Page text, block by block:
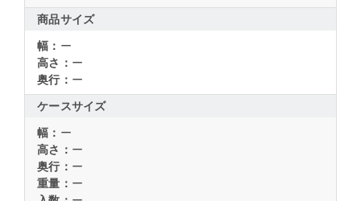
商品サイズ
幅： ー
高さ： ー
奥行： ー
ケースサイズ
幅： ー
高さ： ー
奥行： ー
重量： ー